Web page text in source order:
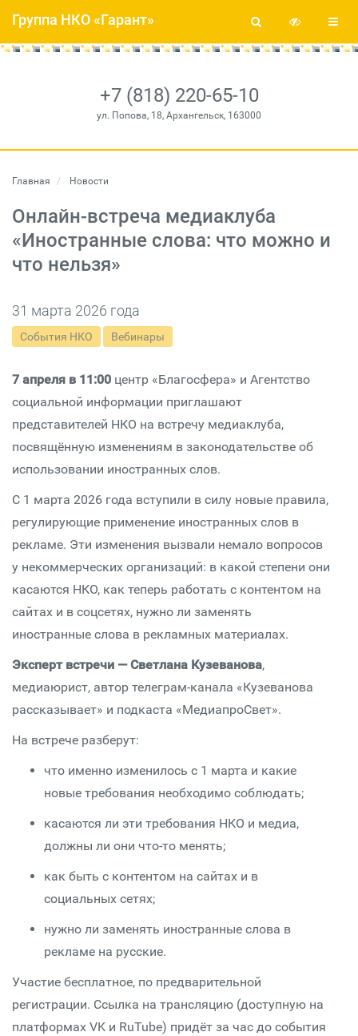
+7 (818) 220-65-10
ул. Попова, 18, Архангельск, 163000
Группа НКО «Гарант»
Главная Новости
Онлайн-встреча медиаклуба
«Иностранные слова: что можно и
что нельзя»
31 марта 2026 года
События НКО Вебинары
7 апреля в 11:00 центр «Благосфера» и Агентство
социальной информации приглашают
представителей НКО на встречу медиаклуба,
посвящённую изменениям в законодательстве об
использовании иностранных слов.
С 1 марта 2026 года вступили в силу новые правила,
регулирующие применение иностранных слов в
рекламе. Эти изменения вызвали немало вопросов
у некоммерческих организаций: в какой степени они
касаются НКО, как теперь работать с контентом на
сайтах и в соцсетях, нужно ли заменять
иностранные слова в рекламных материалах.
Эксперт встречи — Светлана Кузеванова,
медиаюрист, автор телеграм-канала «Кузеванова
рассказывает» и подкаста «МедиапроСвет».
На встрече разберут:
что именно изменилось с 1 марта и какие
новые требования необходимо соблюдать;
касаются ли эти требования НКО и медиа,
должны ли они что-то менять;
как быть с контентом на сайтах и в
социальных сетях;
нужно ли заменять иностранные слова в
рекламе на русские.
Участие бесплатное, по предварительной
регистрации. Ссылка на трансляцию (доступную на
платформах VK и RuTube) придёт за час до события